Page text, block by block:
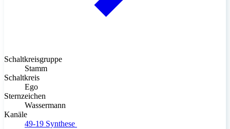
Schaltkreisgruppe
Stamm
Schaltkreis
Ego
Sternzeichen
Wassermann
Kanäle
49-19 Synthese